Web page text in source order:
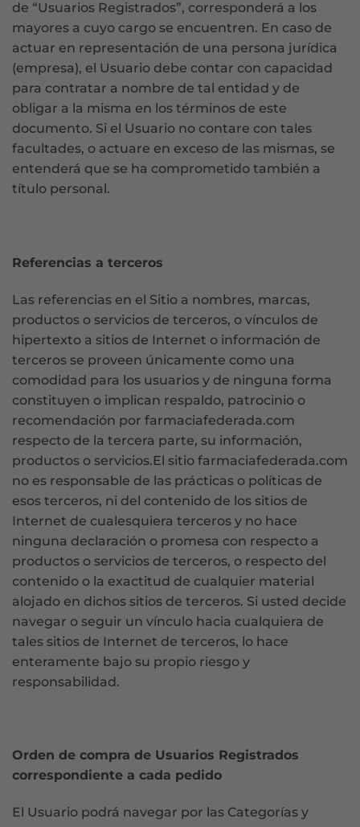
de “Usuarios Registrados”, corresponderá a los
mayores a cuyo cargo se encuentren. En caso de
actuar en representación de una persona jurídica
(empresa), el Usuario debe contar con capacidad
para contratar a nombre de tal entidad y de
obligar a la misma en los términos de este
documento. Si el Usuario no contare con tales
facultades, o actuare en exceso de las mismas, se
entenderá que se ha comprometido también a
título personal.
Referencias a terceros
Las referencias en el Sitio a nombres, marcas,
productos o servicios de terceros, o vínculos de
hipertexto a sitios de Internet o información de
terceros se proveen únicamente como una
comodidad para los usuarios y de ninguna forma
constituyen o implican respaldo, patrocinio o
recomendación por farmaciafederada.com
respecto de la tercera parte, su información,
productos o servicios.El sitio farmaciafederada.com
no es responsable de las prácticas o políticas de
esos terceros, ni del contenido de los sitios de
Internet de cualesquiera terceros y no hace
ninguna declaración o promesa con respecto a
productos o servicios de terceros, o respecto del
contenido o la exactitud de cualquier material
alojado en dichos sitios de terceros. Si usted decide
navegar o seguir un vínculo hacia cualquiera de
tales sitios de Internet de terceros, lo hace
enteramente bajo su propio riesgo y
responsabilidad.
Orden de compra de Usuarios Registrados
correspondiente a cada pedido
El Usuario podrá navegar por las Categorías y